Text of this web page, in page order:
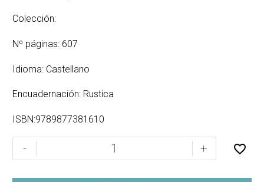
Colección:
Nº páginas: 607
Idioma: Castellano
Encuadernación: Rustica
ISBN:9789877381610
-
NACIDA
BAJO
+